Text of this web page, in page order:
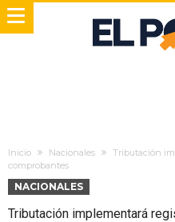
Inicio Nacionales
Tributación
comprobantes
NACIONALES
Tributación implementará